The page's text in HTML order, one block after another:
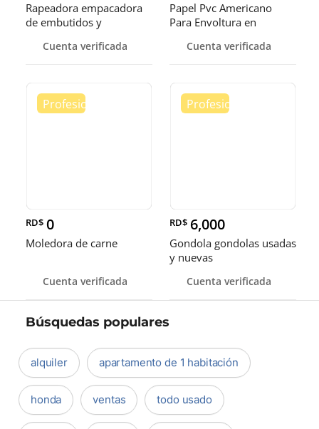
Rapeadora empacadora
de embutidos y
Cuenta verificada
Papel Pvc Americano
Para Envoltura en
pulgadas
Cuenta verificada
RD$ 0
Moledora de carne
Cuenta verificada
RD$ 6,000
Gondola gondolas usadas
y nuevas
Cuenta verificada
Búsquedas populares
alquiler apartamento de 1 habitación
honda ventas todo usado